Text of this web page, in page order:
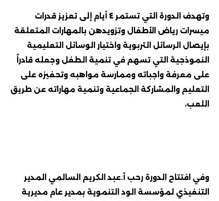
وتهدف الدورة التي تستمر ٤ أيام إلى تعزيز قدرات
ميسرات رياض الأطفال وتزويدهن بالمهارات المتعلقة
بإيصال الرسائل التربوية واختيار الوسائل التعليمية
النموذجية التي تسهم في تنمية الطفل وجعله قادراً
على معرفة واجباته وممارسة مواهبه وتحفيزه على
التعليم والمشاركة الجماعية وتنمية مهاراته عن طريق
اللعب،
وفي افتتاح الدورة رحب أ.عبد الكريم السالمي المدير
التنفيذي لمؤسسة الود التنموية بمدير عام مديرية